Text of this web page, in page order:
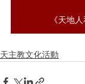
《天地
天主教文化活動